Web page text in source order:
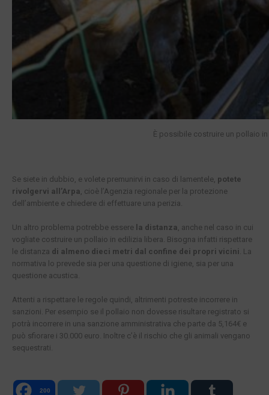
È possibile costruire un pollaio
Se siete in dubbio, e volete premunirvi in caso di lamentele, potete
rivolgervi all’Arpa, cioè l’Agenzia regionale per la protezione
dell’ambiente e chiedere di effettuare una perizia.
Un altro problema potrebbe essere la distanza, anche nel caso in cui
vogliate costruire un pollaio in edilizia libera. Bisogna infatti rispettare
le distanza di almeno dieci metri dal confine dei propri vicini. La
normativa lo prevede sia per una questione di igiene, sia per una
questione acustica.
Attenti a rispettare le regole quindi, altrimenti potreste incorrere in
sanzioni. Per esempio se il pollaio non dovesse risultare registrato si
potrà incorrere in una sanzione amministrativa che parte da 5,164€ e
può sfiorare i 30.000 euro. Inoltre c’è il rischio che gli animali vengano
sequestrati.
200